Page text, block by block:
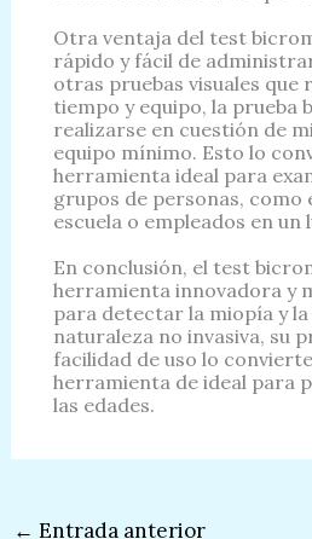
Otra ventaja del test
rápido y fácil de
otras pruebas visuales que
tiempo y equipo, la prueba
realizarse en cuestión de
equipo mínimo. Esto lo
herramienta ideal para
grupos de personas, como
escuela o empleados en
En conclusión, el test
herramienta innovadora y
para detectar la miopía y
naturaleza no invasiva, su
facilidad de uso lo
herramienta de ideal para
las edades.
← Entrada anterior